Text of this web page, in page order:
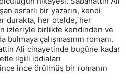
esrarlı bir yazarın, kendi
durakta, her otelde, her
izleriyle birlikte kendinden ve
bulmaya çalışmasının romanı.
Ali cinayetinde bugüne kadar
ilgili iddiaları
ince örülmüş bir romanın